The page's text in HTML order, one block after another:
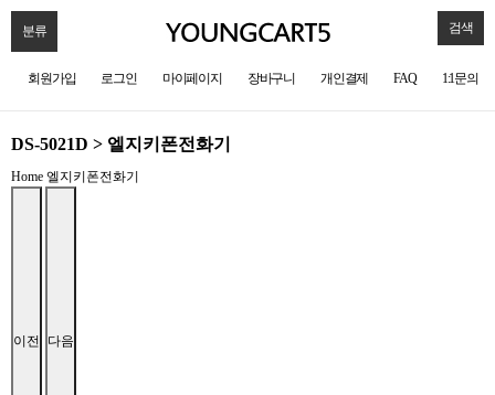
분류 검색
회원가입 로그인 마이페이지 장바구니 개인결제 FAQ 1:1문의
DS-5021D > 엘지키폰전화기
Home 엘지키폰전화기
이전 다음